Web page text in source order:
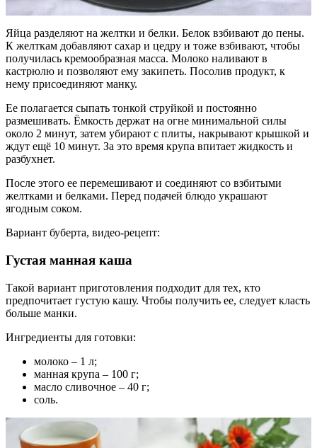
Яйца разделяют на желтки и белки. Белок взбивают до пены.
К желткам добавляют сахар и цедру и тоже взбивают, чтобы
получилась кремообразная масса. Молоко наливают в
кастрюлю и позволяют ему закипеть. Посолив продукт, к
нему присоединяют манку.
Ее полагается сыпать тонкой струйкой и постоянно
размешивать. Ёмкость держат на огне минимальной силы
около 2 минут, затем убирают с плиты, накрывают крышкой и
ждут ещё 10 минут. За это время крупа впитает жидкость и
разбухнет.
После этого ее перемешивают и соединяют со взбитыми
желтками и белками. Перед подачей блюдо украшают
ягодным соком.
Вариант буберта, видео-рецепт:
Густая манная каша
Такой вариант приготовления подходит для тех, кто
предпочитает густую кашу. Чтобы получить ее, следует класть
больше манки.
Ингредиенты для готовки:
молоко – 1 л;
манная крупа – 100 г;
масло сливочное – 40 г;
соль.